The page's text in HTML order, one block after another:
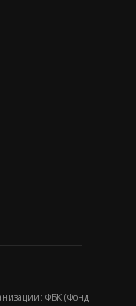
ФБК (Фонд